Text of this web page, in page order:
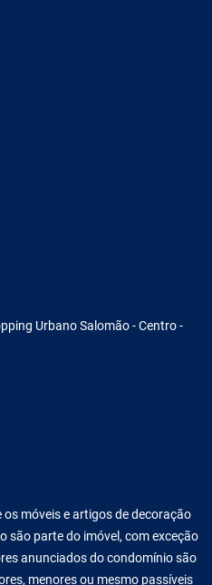
Urbano Salomão - Centro -
móveis e artigos de decoração
são parte do imóvel, com exceção
anunciados do condomínio são
menores ou mesmo passíveis